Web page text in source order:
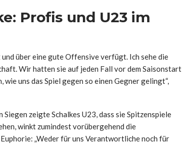
Profis und U23 im
über eine gute Offensive verfügt. Ich sehe die
Wir hatten sie auf jeden Fall vor dem Saisonstart
uns das Spiel gegen so einen Gegner gelingt“,
zeigte Schalkes U23, dass sie Spitzenspiele
winkt zumindest vorübergehend die
„Weder für uns Verantwortliche noch für